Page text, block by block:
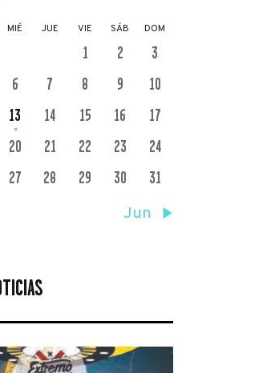
MIÉ JUE VIE SÁB DOM
1 2
3
6 7 8 9
10
13 14 15 16
17
20 21 22 23
24
27 28 29 30 31
Jun »